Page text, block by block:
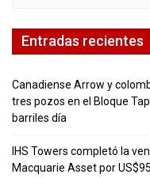
Entradas recientes
Canadiense Arrow y
tres pozos en el Bloque
barriles día
IHS Towers completó la
Macquarie Asset por